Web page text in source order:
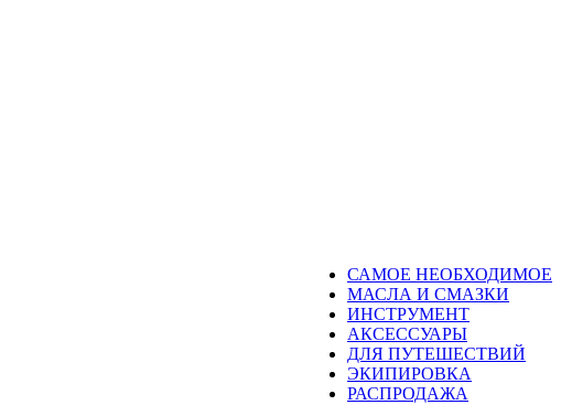
САМОЕ НЕОБХОДИМОЕ
МАСЛА И СМАЗКИ
ИНСТРУМЕНТ
АКСЕССУАРЫ
ДЛЯ ПУТЕШЕСТВИЙ
ЭКИПИРОВКА
РАСПРОДАЖА